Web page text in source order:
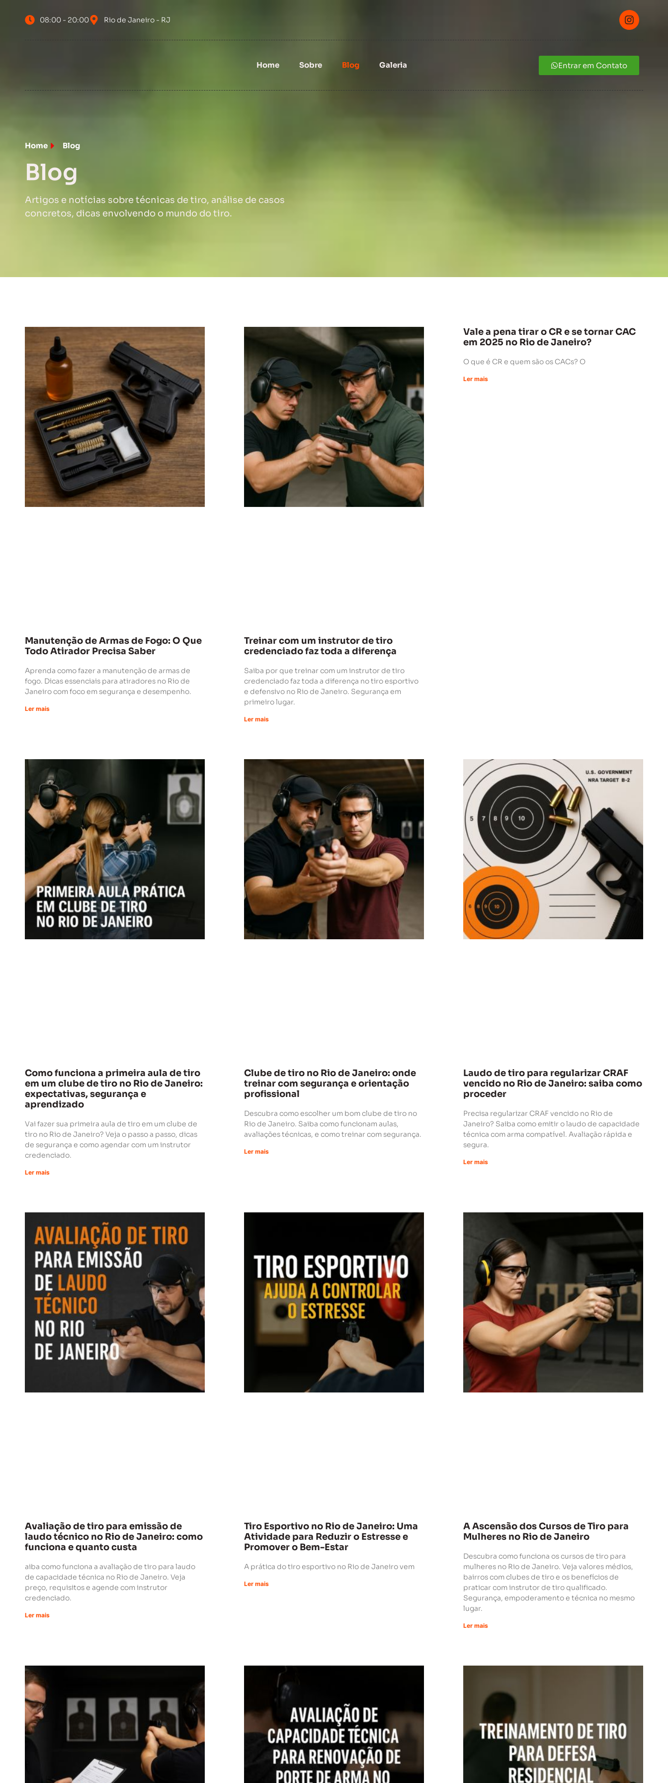
08:00 - 20:00 Rio de Janeiro - RJ
Home Sobre Blog Galeria Entrar em Contato
Home Blog
Blog
Artigos e notícias sobre técnicas de tiro, análise de casos
concretos, dicas envolvendo o mundo do tiro.
Manutenção de Armas de Fogo: O Que
Todo Atirador Precisa Saber
Aprenda como fazer a manutenção de armas de
fogo. Dicas essenciais para atiradores no Rio de
Janeiro com foco em segurança e desempenho.
Ler mais
Treinar com um instrutor de tiro
credenciado faz toda a diferença
Saiba por que treinar com um instrutor de tiro
credenciado faz toda a diferença no tiro esportivo
e defensivo no Rio de Janeiro. Segurança em
primeiro lugar.
Ler mais
Vale a pena tirar o CR e se tornar CAC
em 2025 no Rio de Janeiro?
O que é CR e quem são os CACs? O
Ler mais
Como funciona a primeira aula de tiro
em um clube de tiro no Rio de Janeiro:
expectativas, segurança e
aprendizado
Vai fazer sua primeira aula de tiro em um clube de
tiro no Rio de Janeiro? Veja o passo a passo, dicas
de segurança e como agendar com um instrutor
credenciado.
Ler mais
Clube de tiro no Rio de Janeiro: onde
treinar com segurança e orientação
profissional
Descubra como escolher um bom clube de tiro no
Rio de Janeiro. Saiba como funcionam aulas,
avaliações técnicas, e como treinar com segurança.
Ler mais
Laudo de tiro para regularizar CRAF
vencido no Rio de Janeiro: saiba como
proceder
Precisa regularizar CRAF vencido no Rio de
Janeiro? Saiba como emitir o laudo de capacidade
técnica com arma compatível. Avaliação rápida e
segura.
Ler mais
Avaliação de tiro para emissão de
laudo técnico no Rio de Janeiro: como
funciona e quanto custa
aiba como funciona a avaliação de tiro para laudo
de capacidade técnica no Rio de Janeiro. Veja
preço, requisitos e agende com instrutor
credenciado.
Ler mais
Tiro Esportivo no Rio de Janeiro: Uma
Atividade para Reduzir o Estresse e
Promover o Bem-Estar
A prática do tiro esportivo no Rio de Janeiro vem
Ler mais
A Ascensão dos Cursos de Tiro para
Mulheres no Rio de Janeiro
Descubra como funciona os cursos de tiro para
mulheres no Rio de Janeiro. Veja valores médios,
bairros com clubes de tiro e os benefícios de
praticar com instrutor de tiro qualificado.
Segurança, empoderamento e técnica no mesmo
lugar.
Ler mais